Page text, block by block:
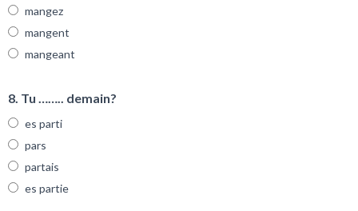
mangez
mangent
mangeant
8. Tu …….. demain?
es parti
pars
partais
es partie